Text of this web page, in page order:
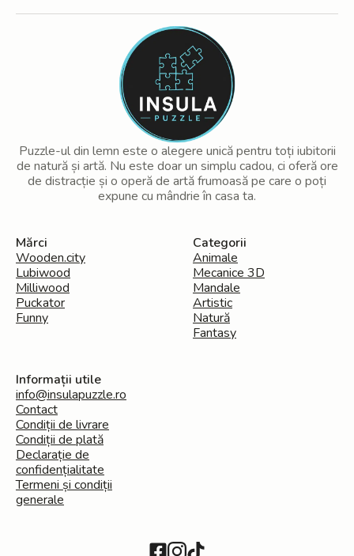
Puzzle-ul din lemn este o alegere unică pentru toți iubitorii
de natură și artă. Nu este doar un simplu cadou, ci oferă ore
de distracție și o operă de artă frumoasă pe care o poți
expune cu mândrie în casa ta.
Mărci
Wooden.city
Lubiwood
Milliwood
Puckator
Funny
Categorii
Animale
Mecanice 3D
Mandale
Artistic
Natură
Fantasy
Informații utile
info@insulapuzzle.ro
Contact
Condiții de livrare
Condiții de plată
Declarație de
confidențialitate
Termeni și condiții
generale